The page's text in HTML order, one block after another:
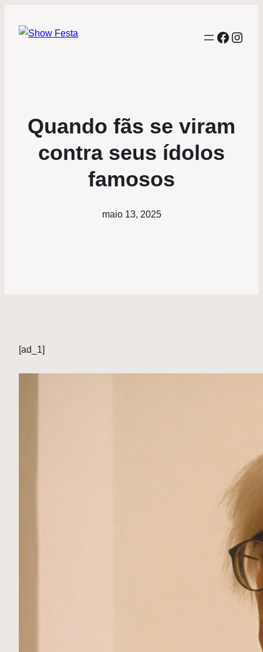
Quando fãs se viram
contra seus ídolos
famosos
maio 13, 2025
[ad_1]